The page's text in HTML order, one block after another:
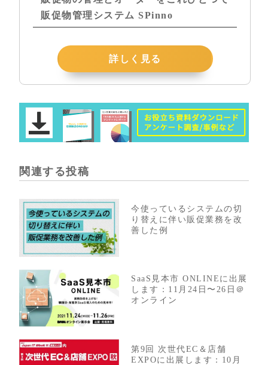
販促物管理システム SPinno
詳しく見る
関連する投稿
今使っているシステムの切
り替えに伴い販促業務を改
善した例
SaaS見本市 ONLINEに出展
します：11月24日〜26日＠
オンライン
第9回 次世代EC＆店舗
EXPOに出展します：10月